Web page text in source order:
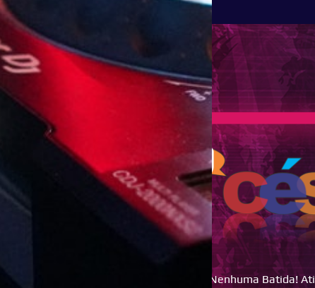
Não Perca Nenhuma Batida!